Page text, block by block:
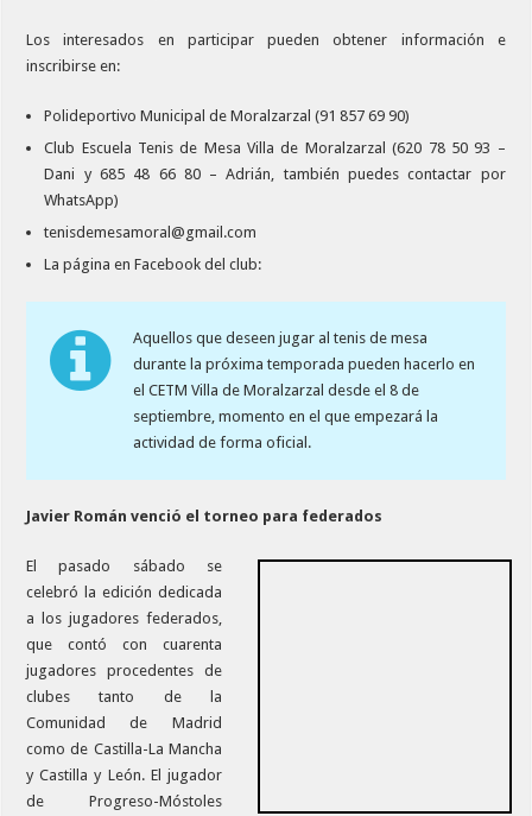
Los interesados en participar pueden obtener información e
inscribirse en:
Polideportivo Municipal de Moralzarzal (91 857 69 90)
Club Escuela Tenis de Mesa Villa de Moralzarzal (620 78 50 93 –
Dani y 685 48 66 80 – Adrián, también puedes contactar por
WhatsApp)
tenisdemesamoral@gmail.com
La página en Facebook del club:
Aquellos que deseen jugar al tenis de mesa
durante la próxima temporada pueden hacerlo en
el CETM Villa de Moralzarzal desde el 8 de
septiembre, momento en el que empezará la
actividad de forma oficial.
Javier Román venció el torneo para federados
El pasado sábado se
celebró la edición dedicada
a los jugadores federados,
que contó con cuarenta
jugadores procedentes de
clubes tanto de la
Comunidad de Madrid
como de Castilla-La Mancha
y Castilla y León. El jugador
de Progreso-Móstoles